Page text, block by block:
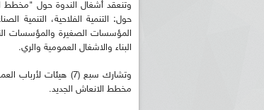
حول: التنمية الفلاحية، التنمية
المؤسسات الصغيرة والمؤسسات
البناء والاشغال العمومية والري.
وتشارك سبع (7)
مخطط الانعاش الجديد.